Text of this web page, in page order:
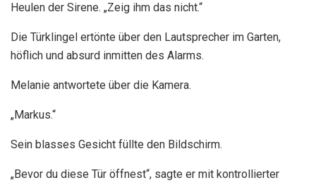
Heulen der Sirene. „Zeig ihm das nicht.“
Die Türklingel ertönte über den Lautsprecher im Garten,
höflich und absurd inmitten des Alarms.
Melanie antwortete über die Kamera.
„Markus.“
Sein blasses Gesicht füllte den Bildschirm.
„Bevor du diese Tür öffnest“, sagte er mit kontrollierter